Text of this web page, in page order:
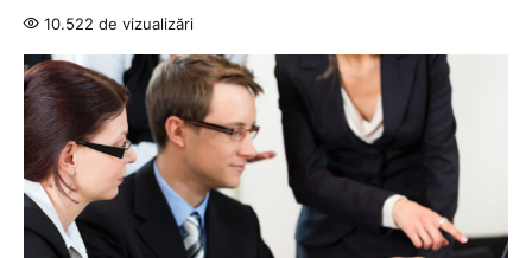
10.522 de vizualizări